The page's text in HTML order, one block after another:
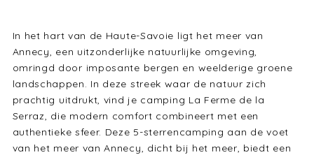
In het hart van de Haute-Savoie ligt het meer van
Annecy, een uitzonderlijke natuurlijke omgeving,
omringd door imposante bergen en weelderige groene
landschappen. In deze streek waar de natuur zich
prachtig uitdrukt, vind je camping La Ferme de la
Serraz, die modern comfort combineert met een
authentieke sfeer. Deze 5-sterrencamping aan de voet
van het meer van Annecy, dicht bij het meer, biedt een